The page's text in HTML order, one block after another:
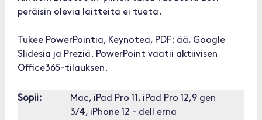
peräisin olevia laitteita ei tueta.
Tukee PowerPointia, Keynotea, PDF: ää, Google
Slidesia ja Preziä. PowerPoint vaatii aktiivisen
Office365-tilauksen.
Sopii:
Mac, iPad Pro 11, iPad Pro 12,9 gen
3/4, iPhone 12 - dell erna